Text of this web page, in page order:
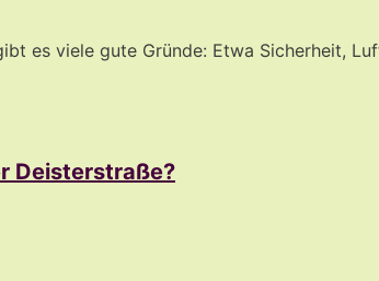
es viele gute Gründe: Etwa Sicherheit,
Deisterstraße?